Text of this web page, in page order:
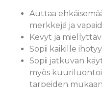
Auttaa
merkkejä ja
Kevyt ja
Sopii kaikille
Sopii jatkuvan
myös
tarpeiden